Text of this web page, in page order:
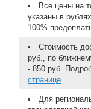
Все цены на
указаны в
100%
Стоимость
руб., по
- 850 руб.
странице
Для